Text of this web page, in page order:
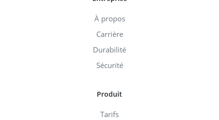
À propos
Carrière
Durabilité
Sécurité
Produit
Tarifs